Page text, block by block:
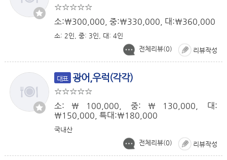
소:￦300,000, 중:￦330,000, 대:￦360,000
소: 2인, 중: 3인, 대: 4인
리뷰작성
전체리뷰(0)
대표 광어,우럭(각각)
소:￦100,000, 중:￦130,000, 대:
￦150,000, 특대:￦180,000
국내산
리뷰작성
전체리뷰(0)